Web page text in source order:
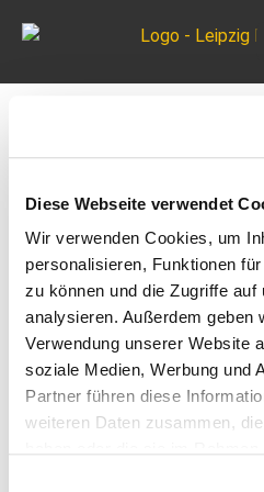
Diese Webseite verwendet
Wir verwenden Cookies, um
personalisieren, Funktionen
zu können und die Zugriffe auf
analysieren. Außerdem geben
Verwendung unserer Website
soziale Medien, Werbung und
Partner führen diese
weiteren Daten zusammen,
Referee
5 HAWKS bestehen D-Lizenz
Wir beglückwünschen Frank
Rothe, Robert Wallenhauer
erfolgreichen Bestehen der D-
Wanted: Referees für 2018!
Du bist absoluter Football-Fan,